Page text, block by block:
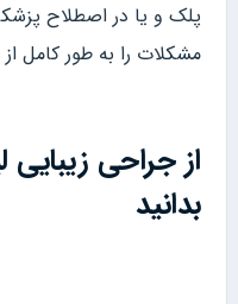
پلک و یا در اصطلاح
مشکلات را به طور کامل از
از جراحی
بدانید